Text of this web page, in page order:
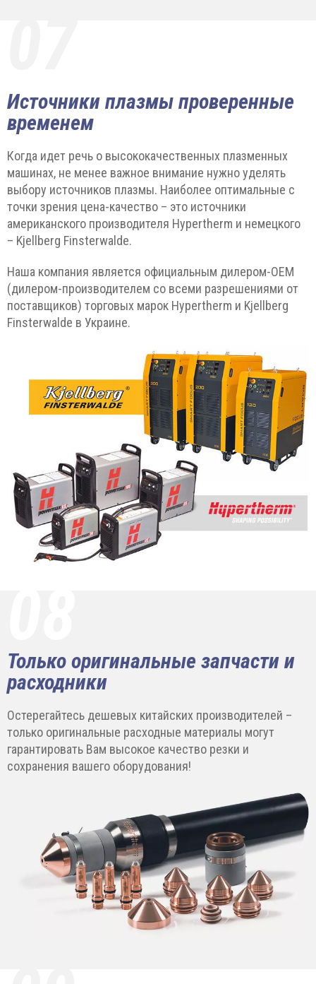
Источники плазмы проверенные
временем
Когда идет речь о высококачественных плазменных
машинах, не менее важное внимание нужно уделять
выбору источников плазмы. Наиболее оптимальные с
точки зрения цена-качество – это источники
американского производителя Hypertherm и немецкого
– Kjellberg Finsterwalde.
Наша компания является официальным дилером-ОЕМ
(дилером-производителем со всеми разрешениями от
поставщиков) торговых марок Hypertherm и Kjellberg
Finsterwalde в Украине.
Только оригинальные запчасти и
расходники
Остерегайтесь дешевых китайских производителей –
только оригинальные расходные материалы могут
гарантировать Вам высокое качество резки и
сохранения вашего оборудования!